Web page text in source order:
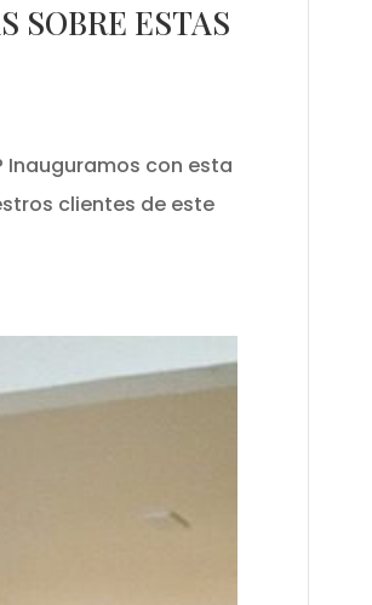
SOBRE ESTAS
Inauguramos con esta
clientes de este